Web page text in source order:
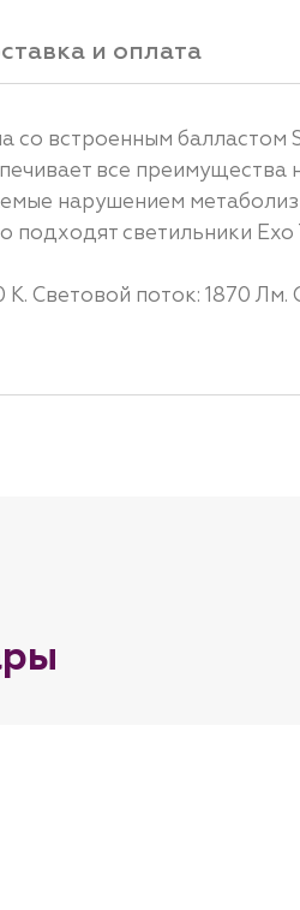
и оплата
со встроенным
все
нарушением
подходят светильники
Световой поток: 1870 Лм.